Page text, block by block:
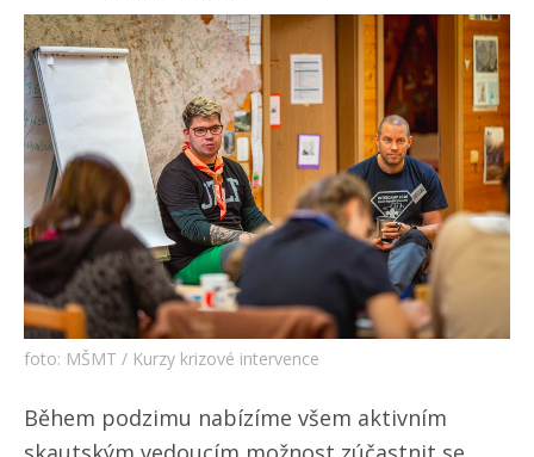
foto: MŠMT / Kurzy krizové intervence
Během podzimu nabízíme všem aktivním